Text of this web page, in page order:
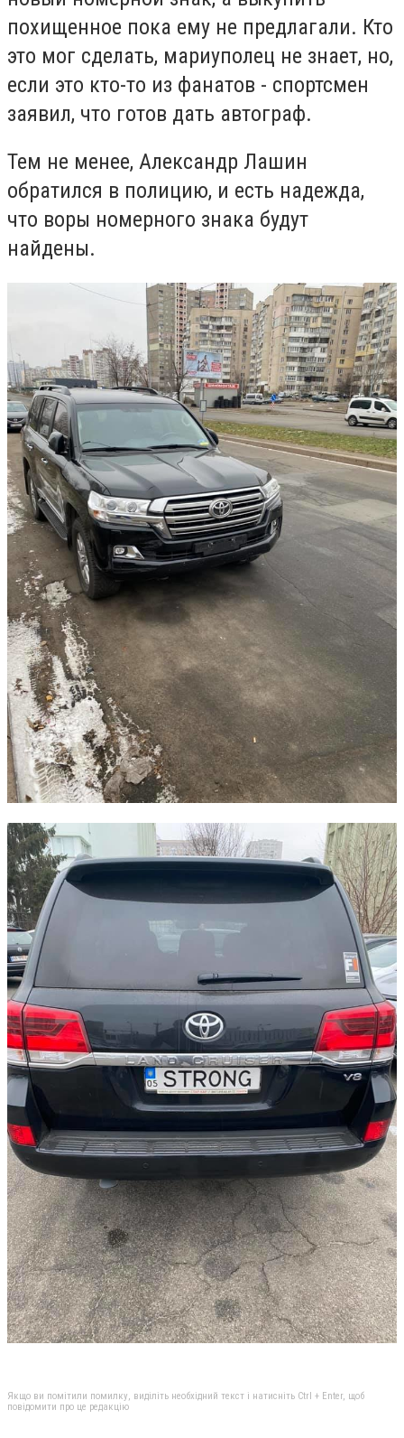
похищенное пока ему не предлагали. Кто
это мог сделать, мариуполец не знает, но,
если это кто-то из фанатов - спортсмен
заявил, что готов дать автограф.
Тем не менее, Александр Лашин
обратился в полицию, и есть надежда,
что воры номерного знака будут
найдены.
Якщо ви помітили помилку, виділіть необхідний текст і натисніть Ctrl + Enter, щоб
повідомити про це редакцію